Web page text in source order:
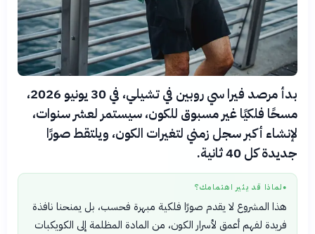
بدأ مرصد فيرا سي روبين في تشيلي، في 30 يونيو 2026،
مسحًا فلكيًا غير مسبوق للكون، سيستمر لعشر سنوات،
لإنشاء أكبر سجل زمني لتغيرات الكون، ويلتقط صورًا
جديدة كل 40 ثانية.
● لماذا قد يثير اهتمامك؟
هذا المشروع لا يقدم صورًا فلكية مبهرة فحسب، بل يمنحنا نافذة
فريدة لفهم أعمق لأسرار الكون، من المادة المظلمة إلى الكويكبات